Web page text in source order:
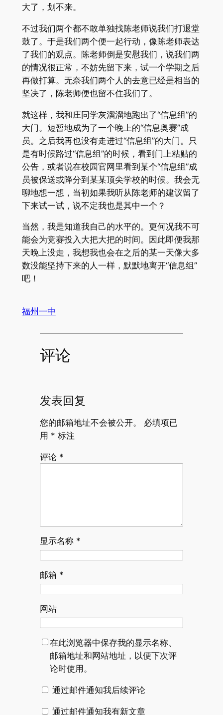
大了，划不来。
不过我们两个都不敢单独找陈老师说我们打退堂
鼓了。于是我们两个便一起行动，像陈老师表达
了我们的观点。陈老师倒是安慰我们，说我们两
的情况很正常，不妨先留下来，试一个学期之后
再做打算。无奈我们两个人的去意已经是相当的
坚决了，陈老师便也留不住我们了。
就这样，我和庄同学灰溜溜地跑出了“信息组”的
大门。短暂地成为了一个晚上的“信息奥赛”成
员。之后我再也没有走进过“信息组”的大门。只
是有时候路过“信息组”的时候，看到门上粘贴的
公告，或者说在校园官网里看到某个“信息组”成
员被保送或降分到某某顶尖学校的时候。我会无
聊地想一想，当初如果我听从陈老师的建议留了
下来试一试，说不定我也是其中一个？
当然，我是知道我自己的水平的。更何况我不可
能会为竞赛投入大把大把的时间。因此即便我那
天晚上没走，我想我也会在之后的某一天像大多
数没能坚持下来的人一样，默默地离开“信息组”
吧！
福州一中
评论
发表回复
您的邮箱地址不会被公开。
必填项已
用 * 标注
评论 *
显示名称 *
邮箱 *
网站
在此浏览器中保存我的显示名称、
邮箱地址和网站地址，以便下次评
论时使用。
通过邮件通知我后续评论
通过邮件通知我有新文章